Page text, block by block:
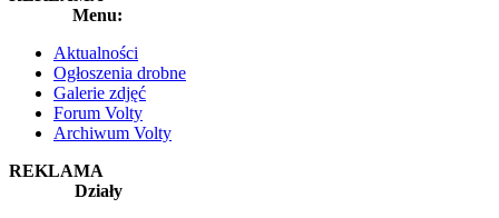
Menu:
Aktualności
Ogłoszenia drobne
Galerie zdjęć
Forum Volty
Archiwum Volty
REKLAMA
Działy